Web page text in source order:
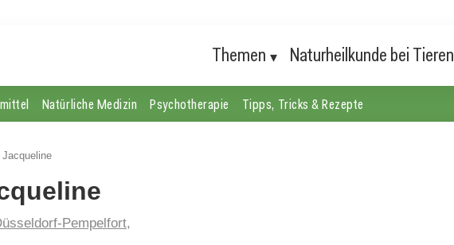
Themen Naturheilkunde bei Tieren
Natürliche Medizin Psychotherapie Tipps, Tricks & Rezepte
Jacqueline
Pempelfort,